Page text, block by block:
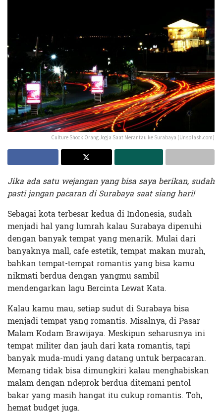
Culture Shock Orang Jogja Saat Merantau ke Surabaya (Unsplash.com)
Jika ada satu wejangan yang bisa saya berikan, sudah
pasti jangan pacaran di Surabaya saat siang hari!
Sebagai kota terbesar kedua di Indonesia, sudah
menjadi hal yang lumrah kalau Surabaya dipenuhi
dengan banyak tempat yang menarik. Mulai dari
banyaknya mall, cafe estetik, tempat makan murah,
bahkan tempat-tempat romantis yang bisa kamu
nikmati berdua dengan yangmu sambil
mendengarkan lagu Bercinta Lewat Kata.
Kalau kamu mau, setiap sudut di Surabaya bisa
menjadi tempat yang romantis. Misalnya, di Pasar
Malam Kodam Brawijaya. Meskipun seharusnya ini
tempat militer dan jauh dari kata romantis, tapi
banyak muda-mudi yang datang untuk berpacaran.
Memang tidak bisa dimungkiri kalau menghabiskan
malam dengan ndeprok berdua ditemani pentol
bakar yang masih hangat itu cukup romantis. Toh,
hemat budget juga.